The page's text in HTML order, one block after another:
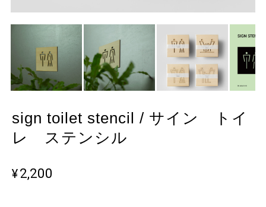
sign toilet stencil / サイン トイ
レ ステンシル
¥2,200